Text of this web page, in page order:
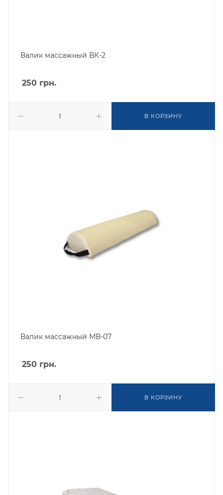
Валик массажный ВК-2
250 грн.
В КОРЗИНУ
Валик массажный МВ-07
250 грн.
В КОРЗИНУ